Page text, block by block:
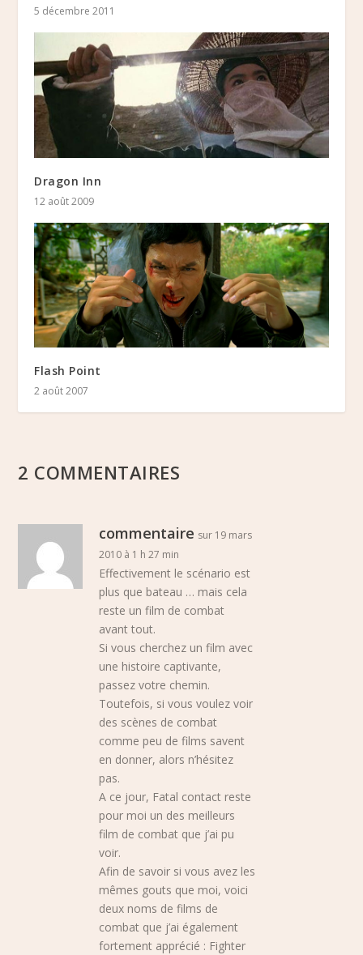
5 décembre 2011
Dragon Inn
12 août 2009
Flash Point
2 août 2007
2 COMMENTAIRES
commentaire sur 19 mars
2010 à 1 h 27 min
Effectivement le scénario est
plus que bateau … mais cela
reste un film de combat
avant tout.
Si vous cherchez un film avec
une histoire captivante,
passez votre chemin.
Toutefois, si vous voulez voir
des scènes de combat
comme peu de films savent
en donner, alors n’hésitez
pas.
A ce jour, Fatal contact reste
pour moi un des meilleurs
film de combat que j’ai pu
voir.
Afin de savoir si vous avez les
mêmes gouts que moi, voici
deux noms de films de
combat que j’ai également
fortement apprécié : Fighter